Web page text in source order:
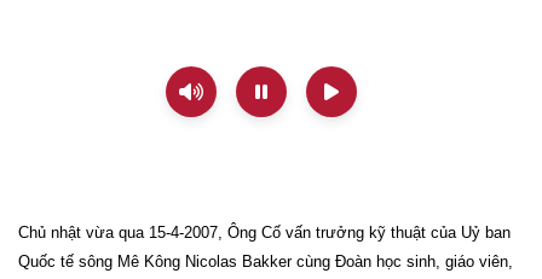
Chủ nhật vừa qua 15-4-2007, Ông Cố vấn trưởng kỹ thuật của Uỷ ban
Quốc tế sông Mê Kông Nicolas Bakker cùng Đoàn học sinh, giáo viên,